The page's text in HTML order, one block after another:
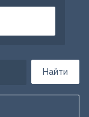
Найти